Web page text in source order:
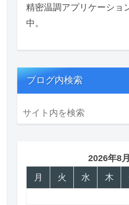
精密温調アプリケーショ
中。
ブログ内検索
2026年8月
月
火 水 木